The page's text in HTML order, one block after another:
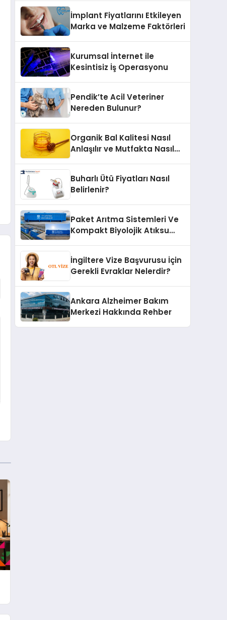
İmplant Fiyatlarını Etkileyen
Marka ve Malzeme Faktörleri
Kurumsal İnternet ile
Kesintisiz İş Operasyonu
Pendik’te Acil Veteriner
Nereden Bulunur?
Organik Bal Kalitesi Nasıl
Anlaşılır ve Mutfakta Nasıl
Buharlı Ütü Fiyatları Nasıl
Belirlenir?
Paket Arıtma Sistemleri Ve
Kompakt Biyolojik Atıksu
İngiltere Vize Başvurusu İçin
Gerekli Evraklar Nelerdir?
Ankara Alzheimer Bakım
Merkezi Hakkında Rehber